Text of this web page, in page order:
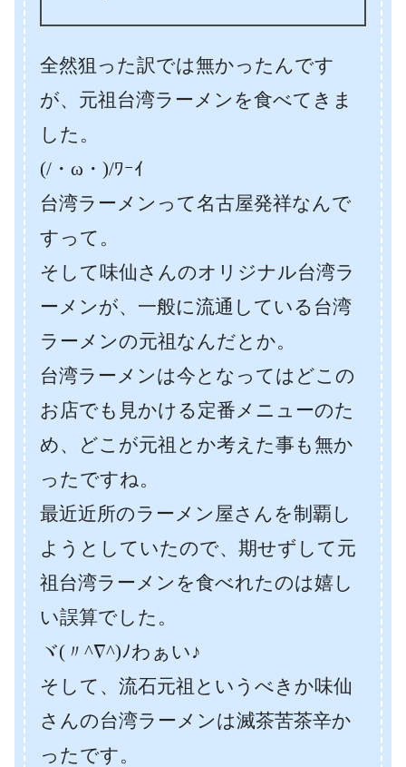
全然狙った訳では無かったんです
が、元祖台湾ラーメンを食べてきま
した。
(/・ω・)/ﾜｰｲ
台湾ラーメンって名古屋発祥なんで
すって。
そして味仙さんのオリジナル台湾ラ
ーメンが、一般に流通している台湾
ラーメンの元祖なんだとか。
台湾ラーメンは今となってはどこの
お店でも見かける定番メニューのた
め、どこが元祖とか考えた事も無か
ったですね。
最近近所のラーメン屋さんを制覇し
ようとしていたので、期せずして元
祖台湾ラーメンを食べれたのは嬉し
い誤算でした。
ヾ(〃^∇^)ﾉわぁい♪
そして、流石元祖というべきか味仙
さんの台湾ラーメンは滅茶苦茶辛か
ったです。